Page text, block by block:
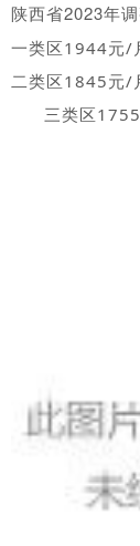
陕西省2023年
一类区1944元/
二类区1845元/
三类区1755